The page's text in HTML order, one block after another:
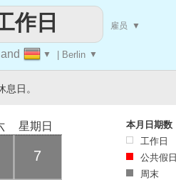
▼ | Berlin ▼
作日 雇员 ▼
日。
星期日
7
本月日期数
工作日
公共假日
周末